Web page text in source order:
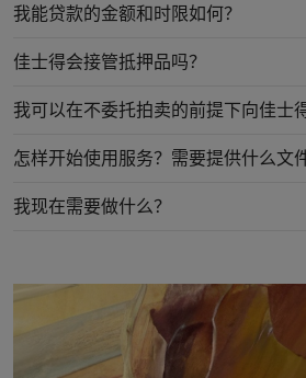
我能贷款的金额和时限如何？
佳士得会接管抵押品吗？
我可以在不委托拍卖的前提下向佳士
怎样开始使用服务？需要提供什么文
我现在需要做什么？